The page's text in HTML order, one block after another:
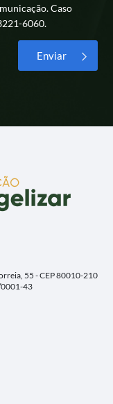
Caso
6060.
55 - CEP 80010-210
0001-43